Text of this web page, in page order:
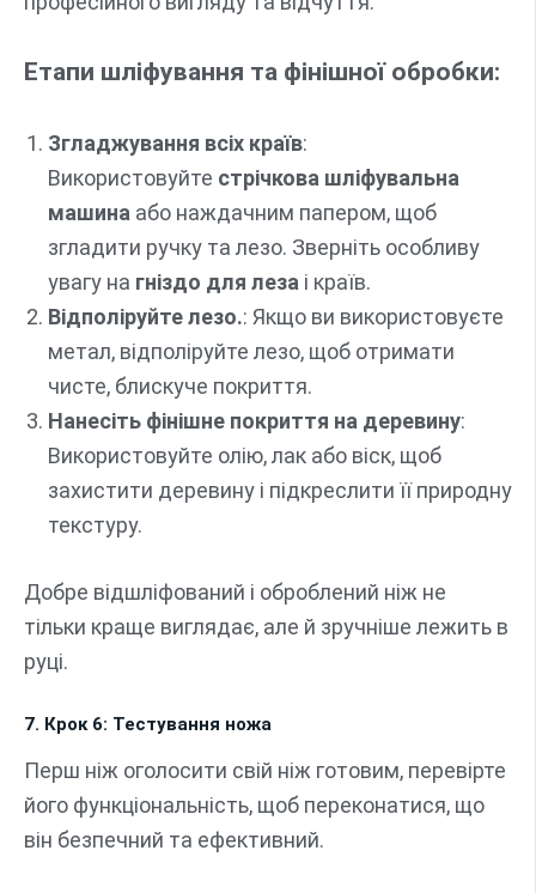
Етапи шліфування та фінішної обробки:
Згладжування всіх країв:
Використовуйте стрічкова шліфувальна
машина або наждачним папером, щоб
згладити ручку та лезо. Зверніть особливу
увагу на гніздо для леза і країв.
Відполіруйте лезо.: Якщо ви використовуєте
метал, відполіруйте лезо, щоб отримати
чисте, блискуче покриття.
Нанесіть фінішне покриття на деревину:
Використовуйте олію, лак або віск, щоб
захистити деревину і підкреслити її природну
текстуру.
Добре відшліфований і оброблений ніж не
тільки краще виглядає, але й зручніше лежить в
руці.
7. Крок 6: Тестування ножа
Перш ніж оголосити свій ніж готовим, перевірте
його функціональність, щоб переконатися, що
він безпечний та ефективний.